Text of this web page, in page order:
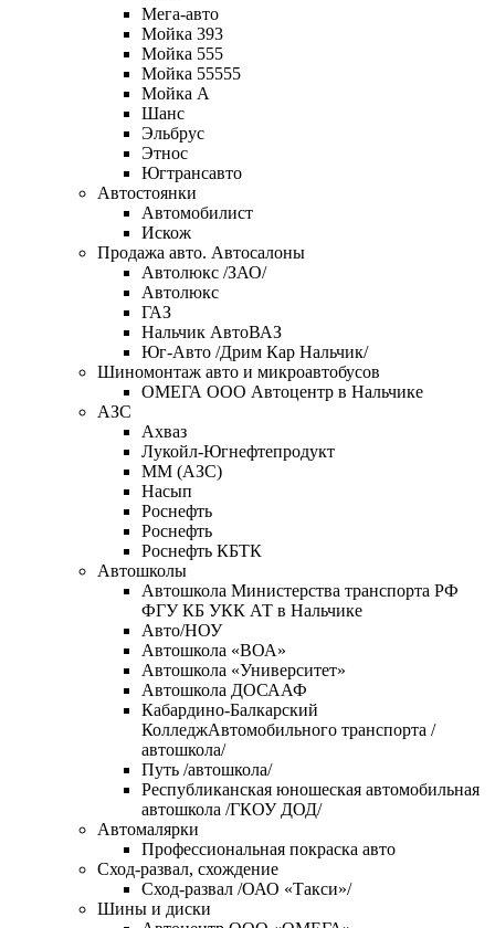
Мега-авто
Мойка 393
Мойка 555
Мойка 55555
Мойка А
Шанс
Эльбрус
Этнос
Югтрансавто
Автостоянки
Автомобилист
Искож
Продажа авто. Автосалоны
Автолюкс /ЗАО/
Автолюкс
ГАЗ
Нальчик АвтоВАЗ
Юг-Авто /Дрим Кар Нальчик/
Шиномонтаж авто и микроавтобусов
ОМЕГА OOO Автоцентр в Нальчике
АЗС
Ахваз
Лукойл-Югнефтепродукт
ММ (АЗС)
Насып
Роснефть
Роснефть
Роснефть КБТК
Автошколы
Автошкола Министерства транспорта РФ
ФГУ КБ УКК АТ в Нальчике
Авто/НОУ
Автошкола «ВОА»
Автошкола «Университет»
Автошкола ДОСААФ
Кабардино-Балкарский
КолледжАвтомобильного транспорта /
автошкола/
Путь /автошкола/
Республиканская юношеская автомобильная
автошкола /ГКОУ ДОД/
Автомалярки
Профессиональная покраска авто
Сход-развал, схождение
Сход-развал /ОАО «Такси»/
Шины и диски